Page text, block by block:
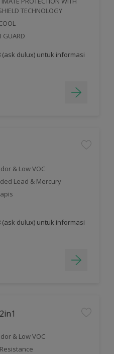
TECHNOLOGY
GUARD
(ask dulux) untuk informasi
& Low VOC
Lead & Mercury
(ask dulux) untuk informasi
& Low VOC